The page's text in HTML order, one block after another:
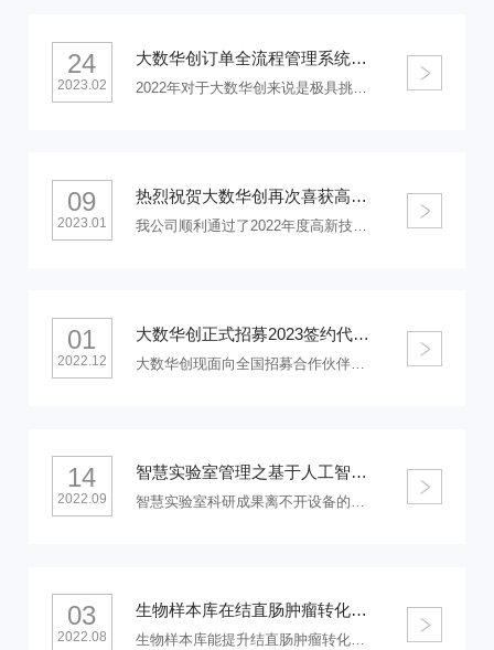
24
2023.02
大数华创订单全流程管理系统（OMS）全面上线
2022年对于大数华创来说是极具挑战的一年，这一年我们共同见证了疫情的结束，这一年我们服务了众多行业客户，这一年我们建设了全面管理体系，不断优化提升，只为给客户提供最优的服务。
09
2023.01
热烈祝贺大数华创再次喜获高新技术企业认定
我公司顺利通过了2022年度高新技术企业重新认定,成功获得"高新技术企业证书",证书有效期为三年.我公司自2018年起连续获得高新技术企业认定,体现了我公司长期坚持科技创新的理念,研发能力不断提升.
01
2022.12
大数华创正式招募2023签约代理商
大数华创现面向全国招募合作伙伴，诚邀您加入我们的代理商团队，共同助力生命科学领域的智慧化发展。
14
2022.09
智慧实验室管理之基于人工智能设备的仪器预约管理方案
智慧实验室科研成果离不开设备的精准辅助，辅助打得妙，成绩必然好。可是面对众多的仪器设备，如何管理，如何高效利用，疫情当下如何完成对学生的培训就成了大难题。 科研成果满满的大数华创智慧实验室“一站式”为您解决难题，让我们来看看是如何做到的吧！
03
2022.08
生物样本库在结直肠肿瘤转化中的研究价值
生物样本库能提升结直肠肿瘤转化中的研究价值，有利于临床判断结直肠肿瘤转化情况。